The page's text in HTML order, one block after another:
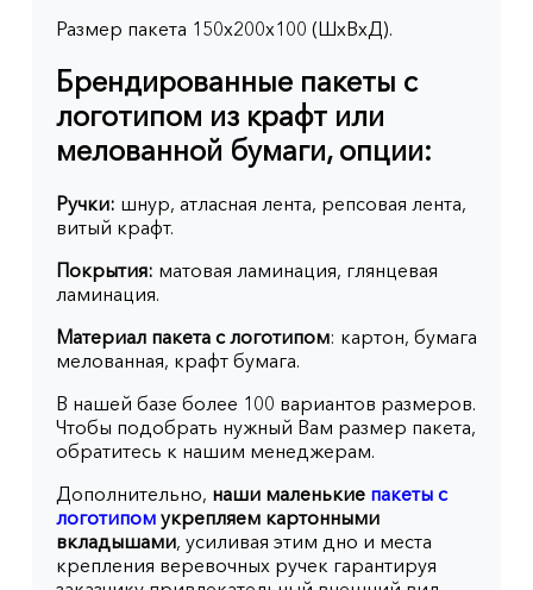
Размер пакета 150x200x100 (ШхВхД).
Брендированные пакеты с
логотипом из крафт или
мелованной бумаги, опции:
Ручки: шнур, атласная лента, репсовая лента,
витый крафт.
Покрытия: матовая ламинация, глянцевая
ламинация.
Материал пакета с логотипом: картон, бумага
мелованная, крафт бумага.
В нашей базе более 100 вариантов размеров.
Чтобы подобрать нужный Вам размер пакета,
обратитесь к нашим менеджерам.
Дополнительно, наши маленькие пакеты с
логотипомукрепляем картонными
вкладышами, усиливая этим дно и места
крепления веревочных ручек гарантируя